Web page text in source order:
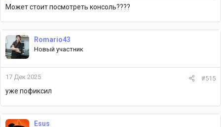
Может стоит посмотреть консоль????
Romario43
Новый участник
17 Дек 2025 #515
уже пофиксил
Esus